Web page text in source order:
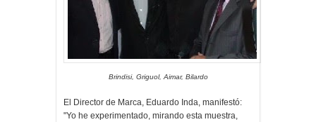
Brindisi, Griguol, Aimar, Bilardo
El Director de Marca, Eduardo Inda, manifestó:
"Yo he experimentado, mirando esta muestra,